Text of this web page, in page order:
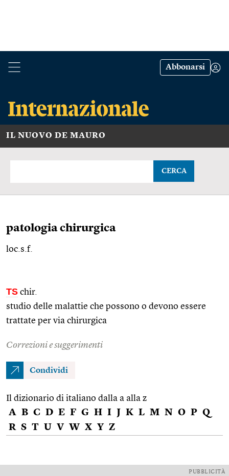
Abbonarsi
IL NUOVO DE MAURO
CERCA
patologia chirurgica
loc.s.f.
TS chir.
studio delle malattie che possono o devono essere
trattate per via chirurgica
Correzioni e suggerimenti
Condividi
Il dizionario di italiano dalla a alla z
A B C D E F G H I J K L M N O P Q
R S T U V W X Y Z
PUBBLICITÀ